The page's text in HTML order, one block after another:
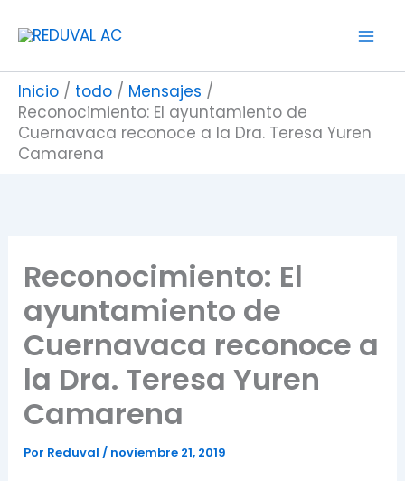
Inicio
todo
Mensajes
Reconocimiento: El ayuntamiento de
Cuernavaca reconoce a la Dra. Teresa Yuren
Camarena
Reconocimiento: El
ayuntamiento de
Cuernavaca reconoce a
la Dra. Teresa Yuren
Camarena
Por Reduval / noviembre 21, 2019